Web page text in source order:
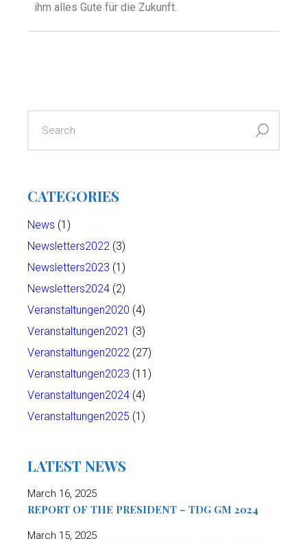
ihm alles Gute für die Zukunft.
CATEGORIES
News (1)
Newsletters2022 (3)
Newsletters2023 (1)
Newsletters2024 (2)
Veranstaltungen2020 (4)
Veranstaltungen2021 (3)
Veranstaltungen2022 (27)
Veranstaltungen2023 (11)
Veranstaltungen2024 (4)
Veranstaltungen2025 (1)
LATEST NEWS
REPORT OF THE PRESIDENT – TDG GM 2024
March 16, 2025
March 15, 2025